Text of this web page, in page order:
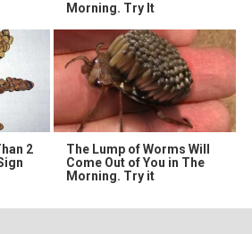
Morning. Try It
2
The Lump of Worms Will
Come Out of You in The
Morning. Try it